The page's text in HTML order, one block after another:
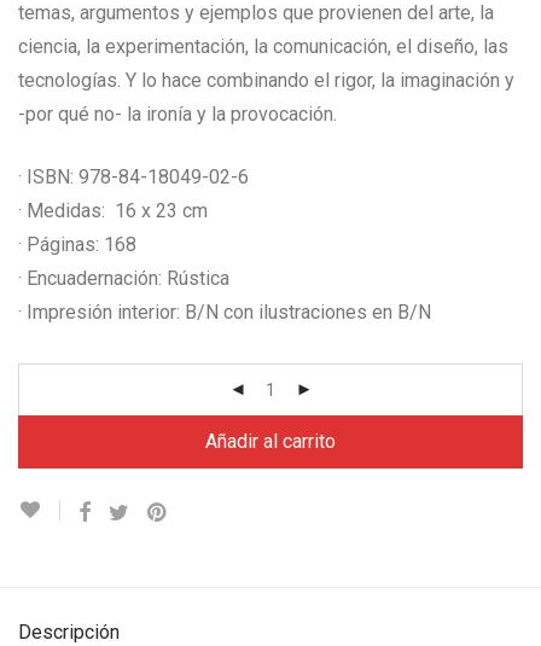
temas, argumentos y ejemplos que provienen del arte, la
ciencia, la experimentación, la comunicación, el diseño, las
tecnologías. Y lo hace combinando el rigor, la imaginación y
-por qué no- la ironía y la provocación.
· ISBN: 978-84-18049-02-6
· Medidas: 16 x 23 cm
· Páginas: 168
· Encuadernación: Rústica
· Impresión interior: B/N con ilustraciones en B/N
Añadir al carrito
Descripción